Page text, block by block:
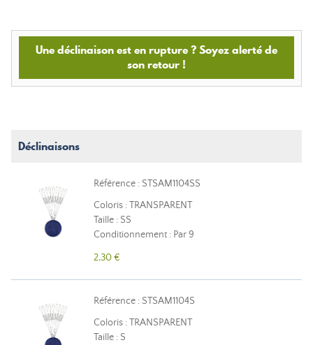
Une déclinaison est en rupture ? Soyez alerté de
son retour !
Déclinaisons
Référence : STSAM1104SS
Coloris : TRANSPARENT
Taille : SS
Conditionnement : Par 9
2,30 €
Référence : STSAM1104S
Coloris : TRANSPARENT
Taille : S